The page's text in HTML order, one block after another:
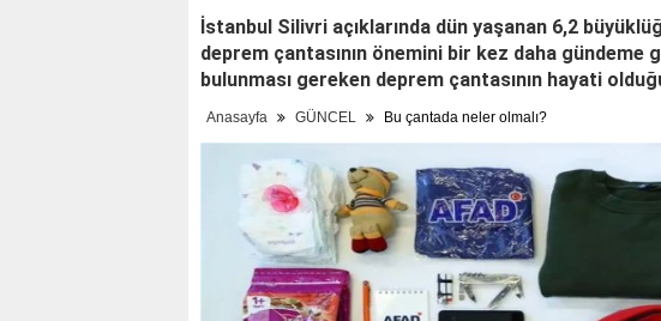
İstanbul Silivri açıklarında dün yaşanan 6,2
deprem çantasının önemini bir kez daha gündeme
bulunması gereken deprem çantasının hayati
Anasayfa GÜNCEL Bu çantada neler olmalı?